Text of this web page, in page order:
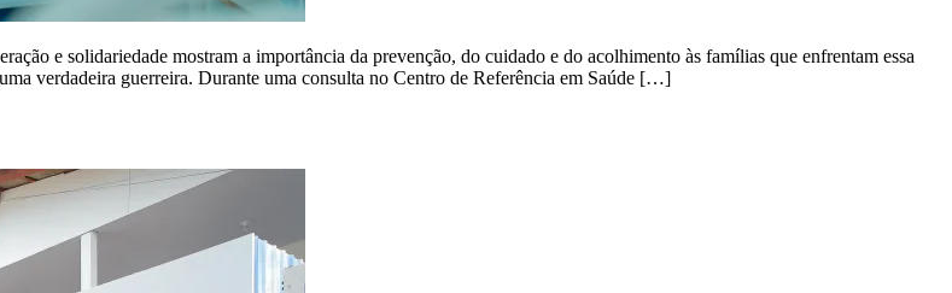
e solidariedade mostram a importância da prevenção, do cuidado e do acolhimento às famílias que enfrentam essa
verdadeira guerreira. Durante uma consulta no Centro de Referência em Saúde […]